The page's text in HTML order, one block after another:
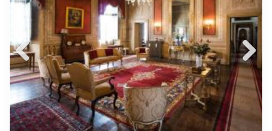
Previ
ous
Next